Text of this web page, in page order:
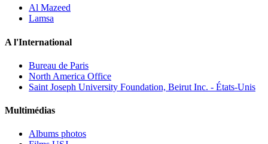
Al Mazeed
Lamsa
A l'International
Bureau de Paris
North America Office
Saint Joseph University Foundation, Beirut Inc. - États-Unis
Multimédias
Albums photos